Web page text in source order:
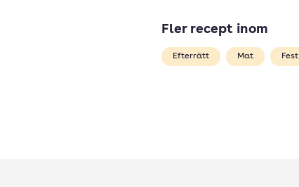
Fler recept inom
Efterrätt Mat Fest